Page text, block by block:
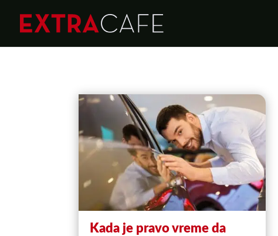
Kada je pravo vreme da